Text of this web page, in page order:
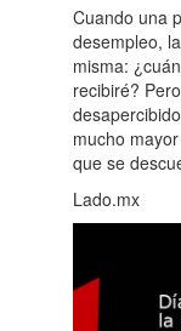
Cuando una
desempleo,
misma:
recibiré?
mucho
que se
Lado.mx